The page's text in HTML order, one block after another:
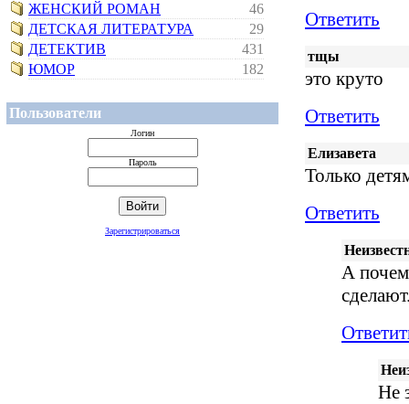
ЖЕНСКИЙ РОМАН
46
ДЕТСКАЯ ЛИТЕРАТУРА
29
ДЕТЕКТИВ
431
ЮМОР
182
Пользователи
Логин
Пароль
Зарегистрироваться
Ответить
тщы
это круто
Ответить
Елизавета
Только
Ответить
А
Не